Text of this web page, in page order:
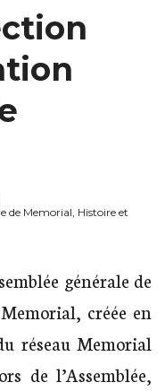
de Memorial, Histoire et
générale de
créée en
réseau Memorial
de l’Assemblée,